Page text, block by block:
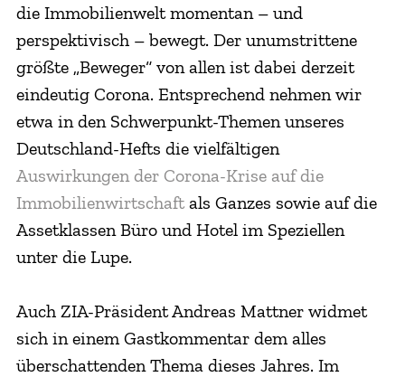
die Immobilienwelt momentan – und
perspektivisch – bewegt. Der unumstrittene
größte „Beweger“ von allen ist dabei derzeit
eindeutig Corona. Entsprechend nehmen wir
etwa in den Schwerpunkt-Themen unseres
Deutschland-Hefts die vielfältigen
Auswirkungen der Corona-Krise auf die
Immobilienwirtschaftals Ganzes sowie auf die
Assetklassen Büro und Hotel im Speziellen
unter die Lupe.
Auch ZIA-Präsident Andreas Mattner widmet
sich in einem Gastkommentar dem alles
überschattenden Thema dieses Jahres. Im